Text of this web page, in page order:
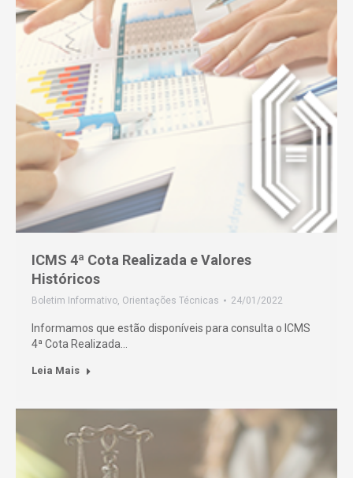
ICMS 4ª Cota Realizada e Valores
Históricos
Boletim Informativo, Orientações Técnicas 24/01/2022
Informamos que estão disponíveis para consulta o ICMS
4ª Cota Realizada…
Leia Mais